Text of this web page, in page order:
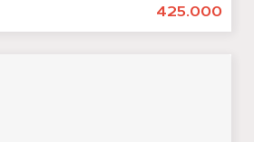
425.000